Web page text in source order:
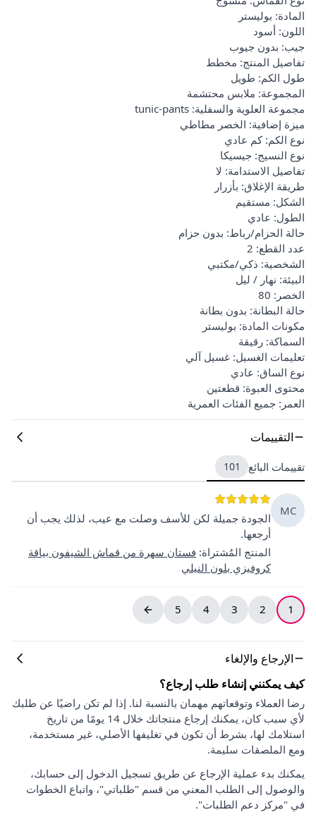
المادة: بوليستر
اللون: أسود
جيب: بدون جيوب
تفاصيل المنتج: مخطط
طول الكم: طويل
المجموعة: ملابس محتشمة
مجموعة العلوية والسفلية: tunic-pants
ميزة إضافية: الخصر مطاطي
نوع الكم: كم عادي
نوع النسيج: جيسيكا
تفاصيل الاستدامة: لا
طريقة الإغلاق: بأزرار
الشكل: مستقيم
الطول: عادي
حالة الحزام/رباط: بدون حزام
عدد القطع: 2
الشخصية: ذكي/مكتبي
البيئة: نهار / ليل
الخصر: 80
حالة البطانة: بدون بطانة
مكونات المادة: بوليستر
السماكة: رقيقة
تعليمات الغسيل: غسيل آلي
نوع الساق: عادي
محتوى العبوة: قطعتين
العمر: جميع الفئات العمرية
التقييمات
تقييمات البائع 101
MC
الجودة جميلة لكن للأسف وصلت مع عيب، لذلك يجب أن
أرجعها.
المنتج المُشتراة: فستان سهرة من قماش الشيفون بياقة
كروفيزي بلون النيلي
1
2
3
4
5
الإرجاع والإلغاء
كيف يمكنني إنشاء طلب إرجاع؟
رضا العملاء وتوقعاتهم مهمان بالنسبة لنا. إذا لم تكن راضيًا عن طلبك
لأي سبب كان، يمكنك إرجاع منتجاتك خلال 14 يومًا من تاريخ
استلامك لها، بشرط أن تكون في تغليفها الأصلي، غير مستخدمة،
ومع الملصقات سليمة.
يمكنك بدء عملية الإرجاع عن طريق تسجيل الدخول إلى حسابك،
والوصول إلى الطلب المعني من قسم "طلباتي"، واتباع الخطوات
في "مركز دعم الطلبات".